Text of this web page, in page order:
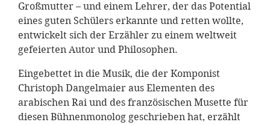
Großmutter – und einem Lehrer, der das Potential
eines guten Schülers erkannte und retten wollte,
entwickelt sich der Erzähler zu einem weltweit
gefeierten Autor und Philosophen.
Eingebettet in die Musik, die der Komponist
Christoph Dangelmaier aus Elementen des
arabischen Rai und des französischen Musette für
diesen Bühnenmonolog geschrieben hat, erzählt